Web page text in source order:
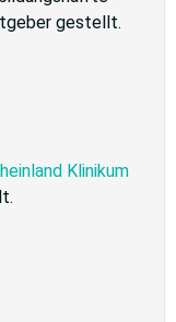
gestellt.
Klinikum